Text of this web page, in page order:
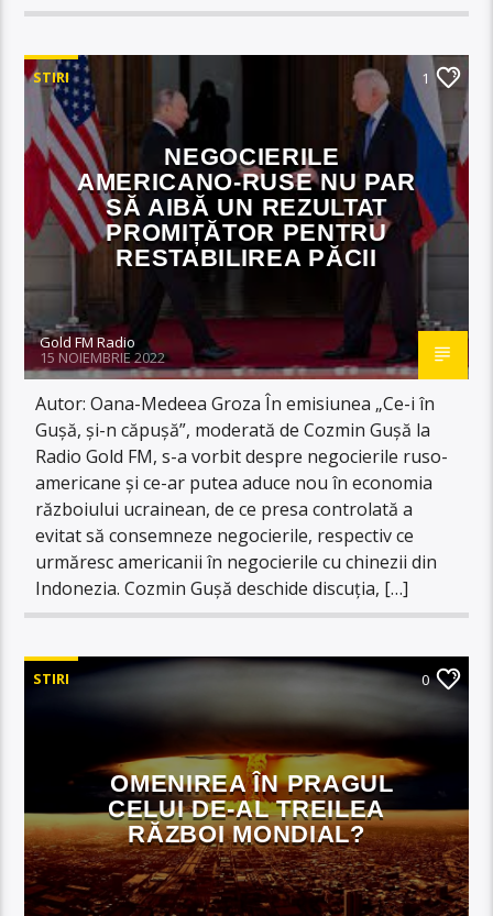
STIRI 1
NEGOCIERILE
AMERICANO-RUSE NU PAR
SĂ AIBĂ UN REZULTAT
PROMIȚĂTOR PENTRU
RESTABILIREA PĂCII
Gold FM Radio
15 NOIEMBRIE 2022
Autor: Oana-Medeea Groza În emisiunea „Ce-i în
Gușă, și-n căpușă”, moderată de Cozmin Gușă la
Radio Gold FM, s-a vorbit despre negocierile ruso-
americane și ce-ar putea aduce nou în economia
războiului ucrainean, de ce presa controlată a
evitat să consemneze negocierile, respectiv ce
urmăresc americanii în negocierile cu chinezii din
Indonezia. Cozmin Gușă deschide discuția, […]
STIRI 0
OMENIREA ÎN PRAGUL
CELUI DE-AL TREILEA
RĂZBOI MONDIAL?